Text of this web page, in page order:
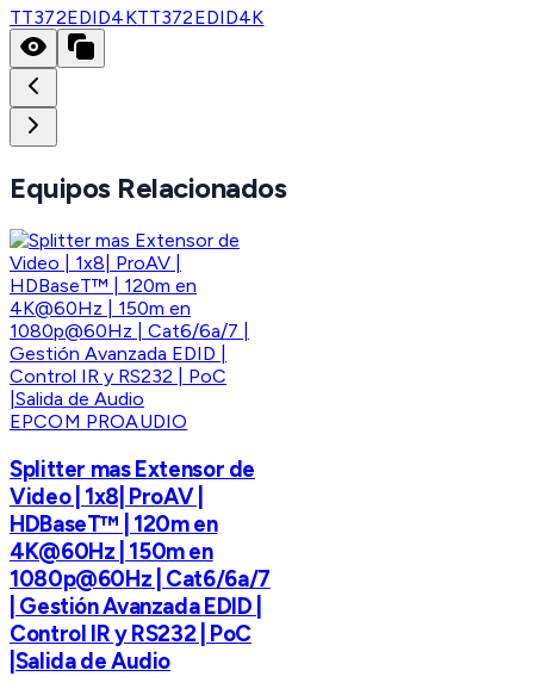
TT372EDID4KTT372EDID4K
Equipos Relacionados
EPCOM PROAUDIO
Splitter mas Extensor de
Video | 1x8| ProAV |
HDBaseT™ | 120m en
4K@60Hz | 150m en
1080p@60Hz | Cat6/6a/7
| Gestión Avanzada EDID |
Control IR y RS232 | PoC
|Salida de Audio